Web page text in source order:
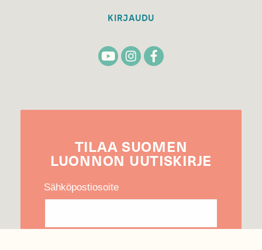
KIRJAUDU
TILAA SUOMEN
LUONNON UUTIS­KIRJE
Sähköpostiosoite